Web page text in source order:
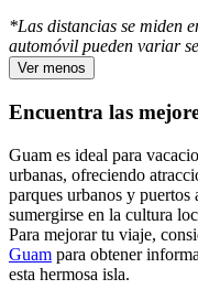
*Las distancias se miden
automóvil pueden variar
Ver menos
Encuentra las
Guam es ideal para
urbanas, ofreciendo
parques urbanos y
sumergirse en la cultura
Para mejorar tu viaje,
Guam para obtener
esta hermosa isla.